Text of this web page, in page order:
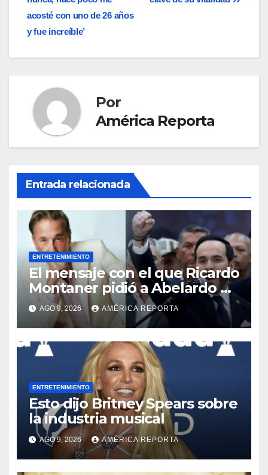
de
entradas
acosté con uno de 26 años
y fue increíble’
Por
América Reporta
Entrada relacionada
ENTRETENIMIENTO
El mensaje con el que Ricardo
Montaner pidió a Abelardo de
la Espriella ayudar a
Venezuela
AGO 9, 2026 AMÉRICA REPORTA
ENTRETENIMIENTO
Esto dijo Britney Spears sobre
la industria musical
AGO 9, 2026 AMÉRICA REPORTA